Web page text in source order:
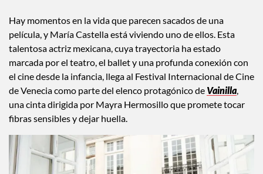
00:00Tiempo transcurrido: 0 segundos 00:36
Hay momentos en la vida que parecen sacados de una
película, y María Castella está viviendo uno de ellos. Esta
talentosa actriz mexicana, cuya trayectoria ha estado
marcada por el teatro, el ballet y una profunda conexión con
el cine desde la infancia, llega al Festival Internacional de Cine
de Venecia como parte del elenco protagónico deVainilla
una cinta dirigida por Mayra Hermosillo que promete tocar
fibras sensibles y dejar huella.